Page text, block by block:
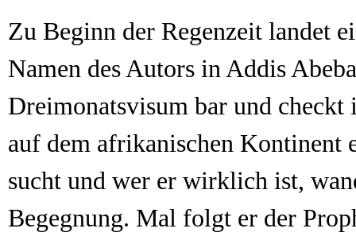
Zu Beginn der Regenzeit landet
Namen des Autors in Addis
Dreimonatsvisum bar und checkt
auf dem afrikanischen Kontinent
sucht und wer er wirklich ist,
Begegnung. Mal folgt er der